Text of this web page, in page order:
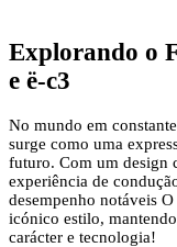
Explorando o
e ë-c3
No mundo em
surge como uma
futuro. Com um design
experiência de
desempenho notáveis
icónico estilo,
carácter e tecnologia!